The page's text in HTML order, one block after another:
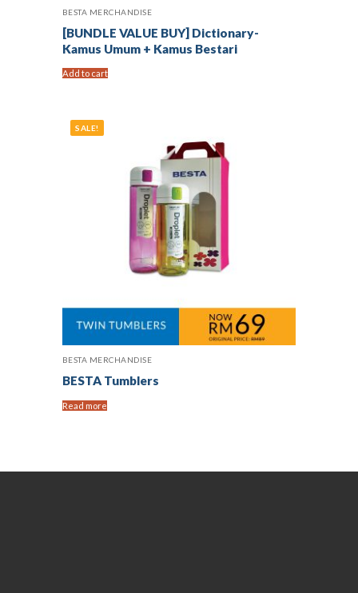
BESTA MERCHANDISE
[BUNDLE VALUE BUY] Dictionary-
Kamus Umum + Kamus Bestari
Add to cart
SALE!
BESTA MERCHANDISE
BESTA Tumblers
Read more